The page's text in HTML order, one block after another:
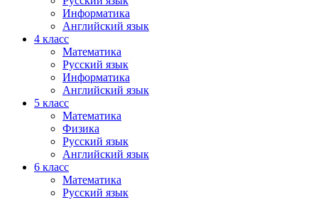
Информатика
Английский язык
4 класс
Математика
Русский язык
Информатика
Английский язык
5 класс
Математика
Физика
Русский язык
Английский язык
6 класс
Математика
Русский язык